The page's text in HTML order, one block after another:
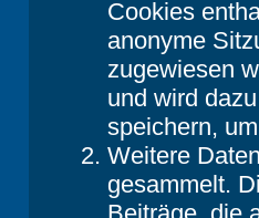
Cookies
anonyme
zugewiesen
und wird
speichern,
Weitere
gesammelt.